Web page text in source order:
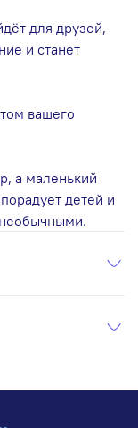
для друзей,
и станет
вашего
а маленький
детей и